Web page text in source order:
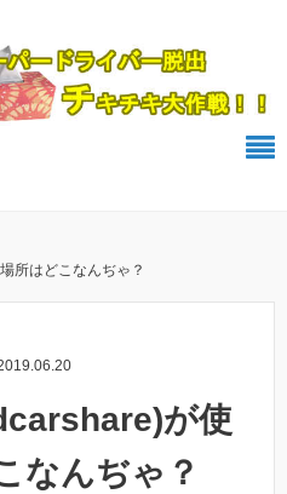
所はどこなんぢゃ？
が使
なんぢゃ？